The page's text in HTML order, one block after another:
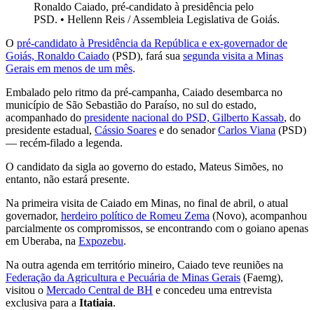
Ronaldo Caiado, pré-candidato à presidência pelo
PSD. • Hellenn Reis / Assembleia Legislativa de Goiás.
O pré-candidato à Presidência da República e ex-governador de
Goiás, Ronaldo Caiado (PSD), fará sua segunda visita a Minas
Gerais em menos de um mês.
Embalado pelo ritmo da pré-campanha, Caiado desembarca no
município de São Sebastião do Paraíso, no sul do estado,
acompanhado do presidente nacional do PSD, Gilberto Kassab, do
presidente estadual, Cássio Soares e do senadorCarlos Viana (PSD)
— recém‑filado a legenda.
O candidato da sigla ao governo do estado, Mateus Simões, no
entanto, não estará presente.
Na primeira visita de Caiado em Minas, no final de abril, o atual
governador, herdeiro político de Romeu Zema (Novo), acompanhou
parcialmente os compromissos, se encontrando com o goiano apenas
em Uberaba, na Expozebu.
Na outra agenda em território mineiro, Caiado teve reuniões na
Federação da Agricultura e Pecuária de Minas Gerais (Faemg),
visitou o Mercado Central de BH e concedeu uma entrevista
exclusiva para a Itatiaia.